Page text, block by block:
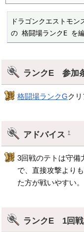
ドラゴンクエストモ
の 格闘場ランクE を
ランクE 参加
格闘場ランクGク
アドバイス†
3回戦のテトは守備
で、直接攻撃より
た方が戦いやすい。
ランクE 1回